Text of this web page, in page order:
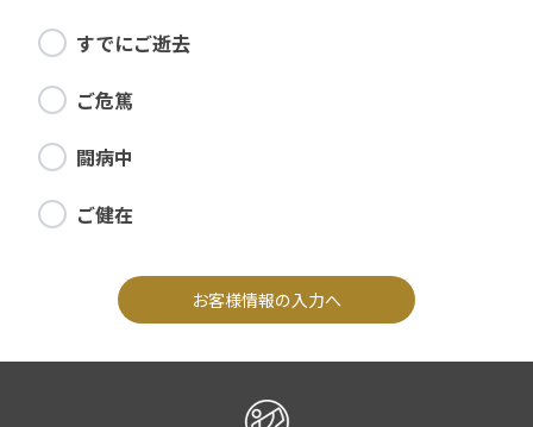
すでにご逝去
ご危篤
闘病中
ご健在
お客様情報の入力へ